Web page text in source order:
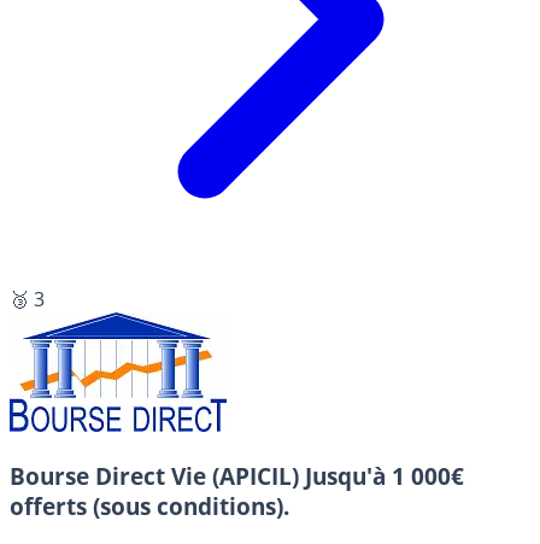
🥉 3
Bourse Direct Vie (APICIL) Jusqu'à 1 000€
offerts (sous conditions).